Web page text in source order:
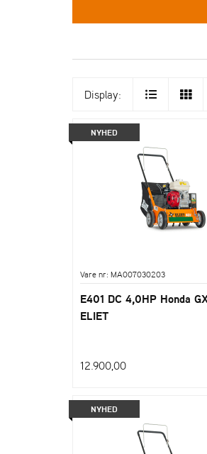
Display:
NYHED
Vare nr: MA007030203
E401 DC 4,0HP Honda
ELIET
12.900,00
NYHED